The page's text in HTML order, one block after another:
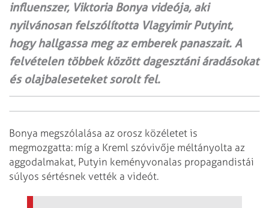
influenszer, Viktoria Bonya videója, aki
nyilvánosan felszólította Vlagyimir Putyint,
hogy hallgassa meg az emberek panaszait. A
felvételen többek között dagesztáni áradásokat
és olajbaleseteket sorolt fel.
Bonya megszólalása az orosz közéletet is
megmozgatta: míg a Kreml szóvivője méltányolta az
aggodalmakat, Putyin keményvonalas propagandistái
súlyos sértésnek vették a videót.